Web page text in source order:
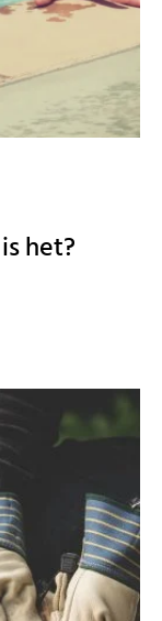
het?